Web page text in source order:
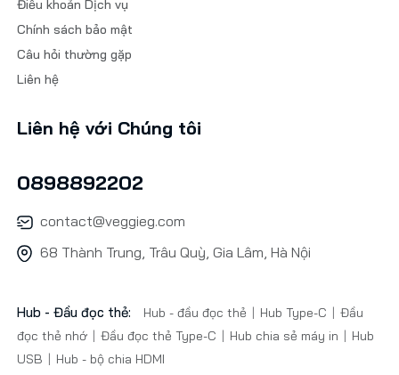
Điều khoản Dịch vụ
Chính sách bảo mật
Câu hỏi thường gặp
Liên hệ
Liên hệ với Chúng tôi
0898892202
contact@veggieg.com
68 Thành Trung, Trâu Quỳ, Gia Lâm, Hà Nội
Hub - Đầu đọc thẻ: Hub - đầu đọc thẻ Hub Type-C
Đầu
đọc thẻ nhớ
Đầu đọc thẻ Type-C Hub chia sẻ máy in
Hub
USB
Hub - bộ chia HDMI